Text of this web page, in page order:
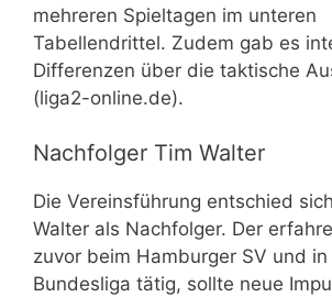
mehreren Spieltagen im unteren
Tabellendrittel. Zudem gab es
Differenzen über die taktische
(liga2-online.de).
Nachfolger Tim Walter
Die Vereinsführung entschied
Walter als Nachfolger. Der
zuvor beim Hamburger SV und
Bundesliga tätig, sollte neue